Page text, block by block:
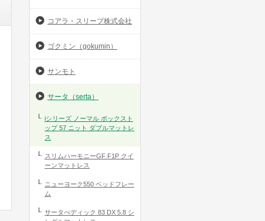
コアラ・スリープ株式会社
ゴクミン（gokumin）
サンモト
サータ（serta）
iシリーズ ノーマル ボックスト
ップ 57 ニット ダブルマットレ
ス
スリムハーモニーGF F1P クイ
ーンマットレス
ニューヨーク550 ベッドフレー
ム
サータぺディック 83 DX 5.8 シ